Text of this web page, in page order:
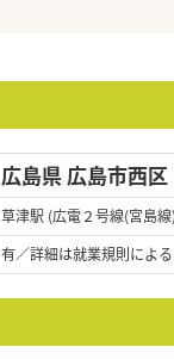
広島県 広島市西区
草津駅 (広電２号線(宮島線
有／詳細は就業規則による